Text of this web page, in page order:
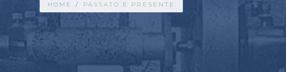
HOME / PASSATO E PRESENTE